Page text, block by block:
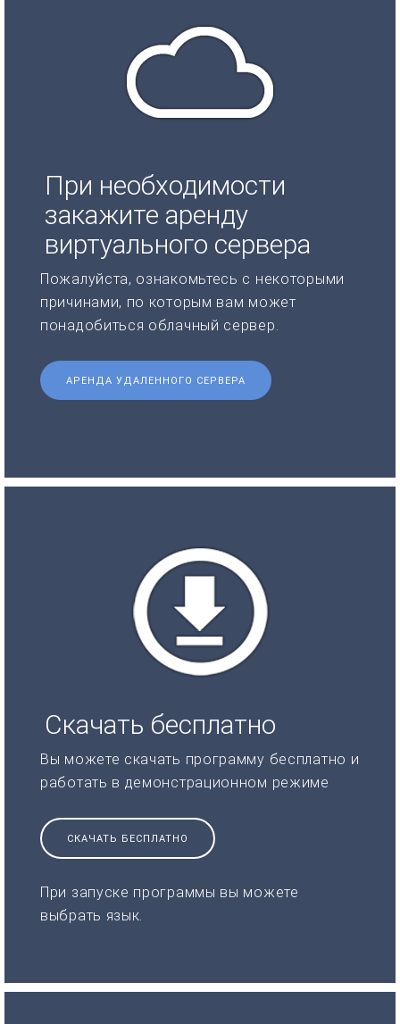
При необходимости
закажите аренду
виртуального сервера
Пожалуйста, ознакомьтесь с некоторыми
причинами, по которым вам может
понадобиться облачный сервер.
АРЕНДА УДАЛЕННОГО СЕРВЕРА
Скачать бесплатно
Вы можете скачать программу бесплатно и
работать в демонстрационном режиме
СКАЧАТЬ БЕСПЛАТНО
При запуске программы вы можете
выбрать язык.